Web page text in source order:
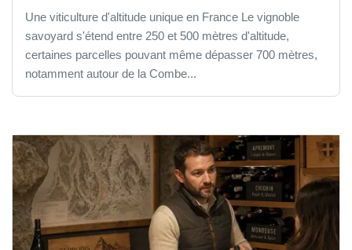
Une viticulture d'altitude unique en France Le vignoble
savoyard s'étend entre 250 et 500 mètres d'altitude,
certaines parcelles pouvant même dépasser 700 mètres,
notamment autour de la Combe...